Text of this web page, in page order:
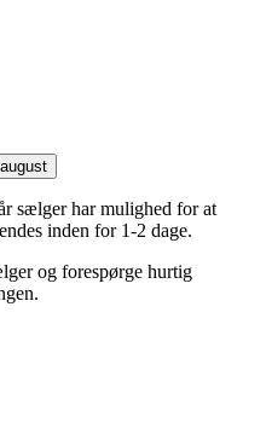
sælger har mulighed for at
inden for 1-2 dage.
og forespørge hurtig